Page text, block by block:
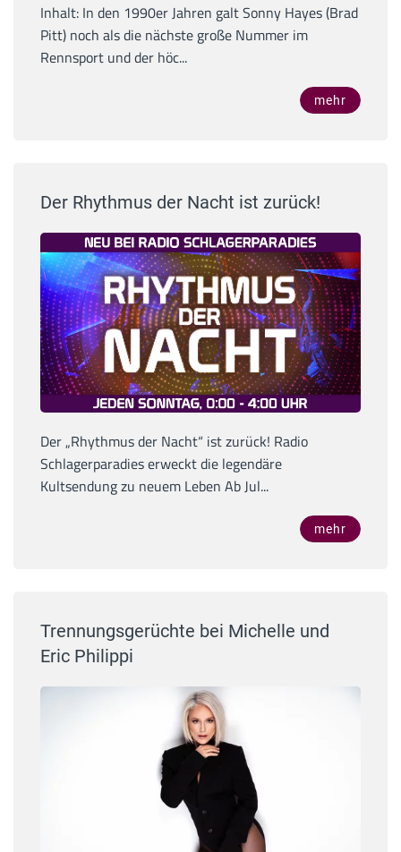
Inhalt: In den 1990er Jahren galt Sonny Hayes (Brad
Pitt) noch als die nächste große Nummer im
Rennsport und der höc...
mehr
Der Rhythmus der Nacht ist zurück!
Der „Rhythmus der Nacht“ ist zurück! Radio
Schlagerparadies erweckt die legendäre
Kultsendung zu neuem Leben Ab Jul...
mehr
Trennungsgerüchte bei Michelle und
Eric Philippi